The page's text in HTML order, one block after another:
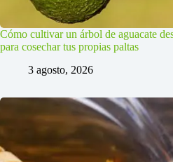
Cómo cultivar un árbol de aguacate
para cosechar tus propias paltas
3 agosto, 2026